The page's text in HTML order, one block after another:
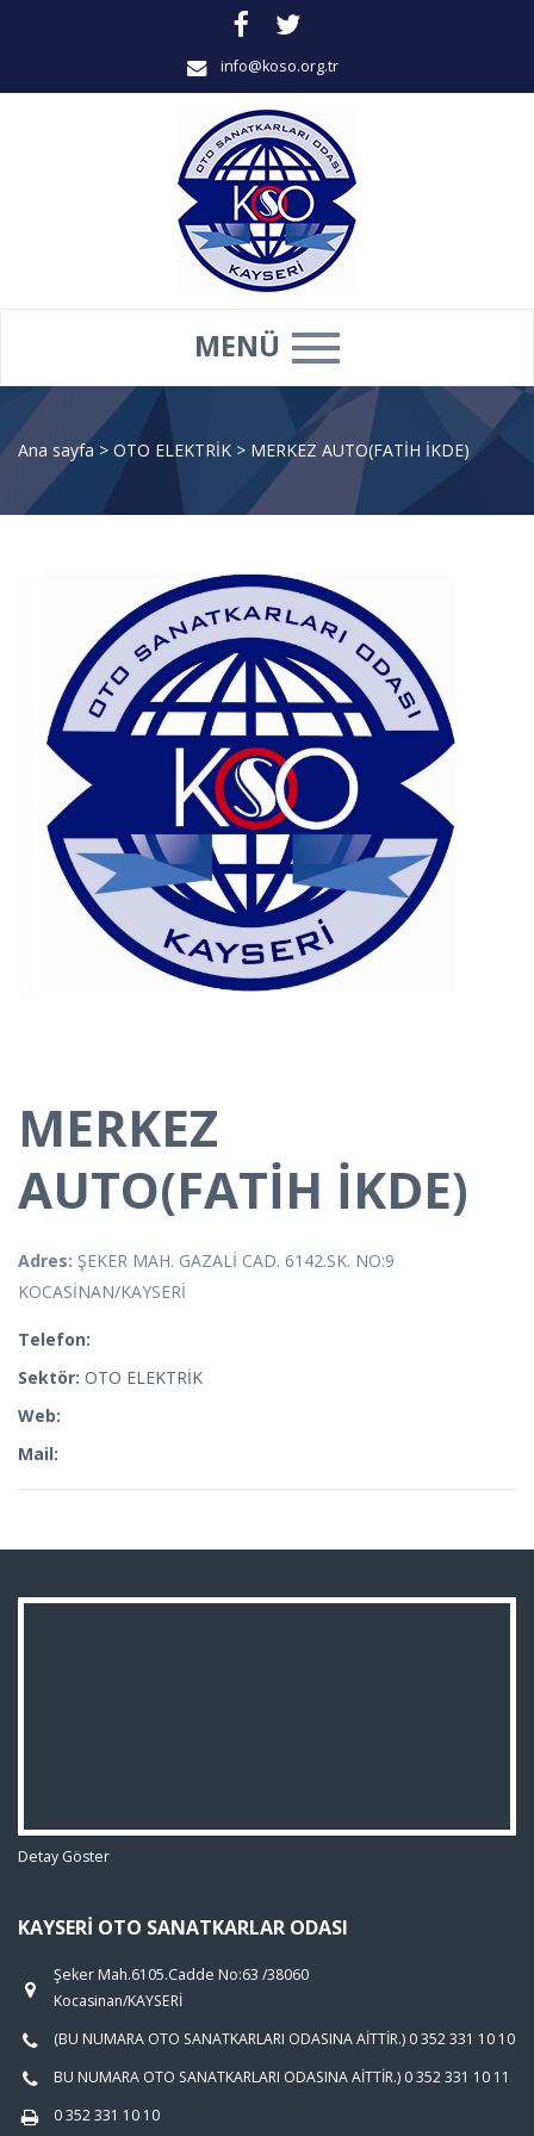
info@koso.org.tr
MENÜ
Ana sayfa > OTO ELEKTRİK > MERKEZ AUTO(FATİH İKDE)
MERKEZ
AUTO(FATİH İKDE)
Adres: ŞEKER MAH. GAZALİ CAD. 6142.SK. NO:9
KOCASİNAN/KAYSERİ
Telefon:
Sektör: OTO ELEKTRİK
Web:
Mail:
Detay Göster
KAYSERI OTO SANATKARLAR ODASI
Şeker Mah.6105.Cadde No:63 /38060
Kocasinan/KAYSERİ
(BU NUMARA OTO SANATKARLARI ODASINA AİTTİR.) 0 352 331 10 10
BU NUMARA OTO SANATKARLARI ODASINA AİTTİR.) 0 352 331 10 11
0 352 331 10 10